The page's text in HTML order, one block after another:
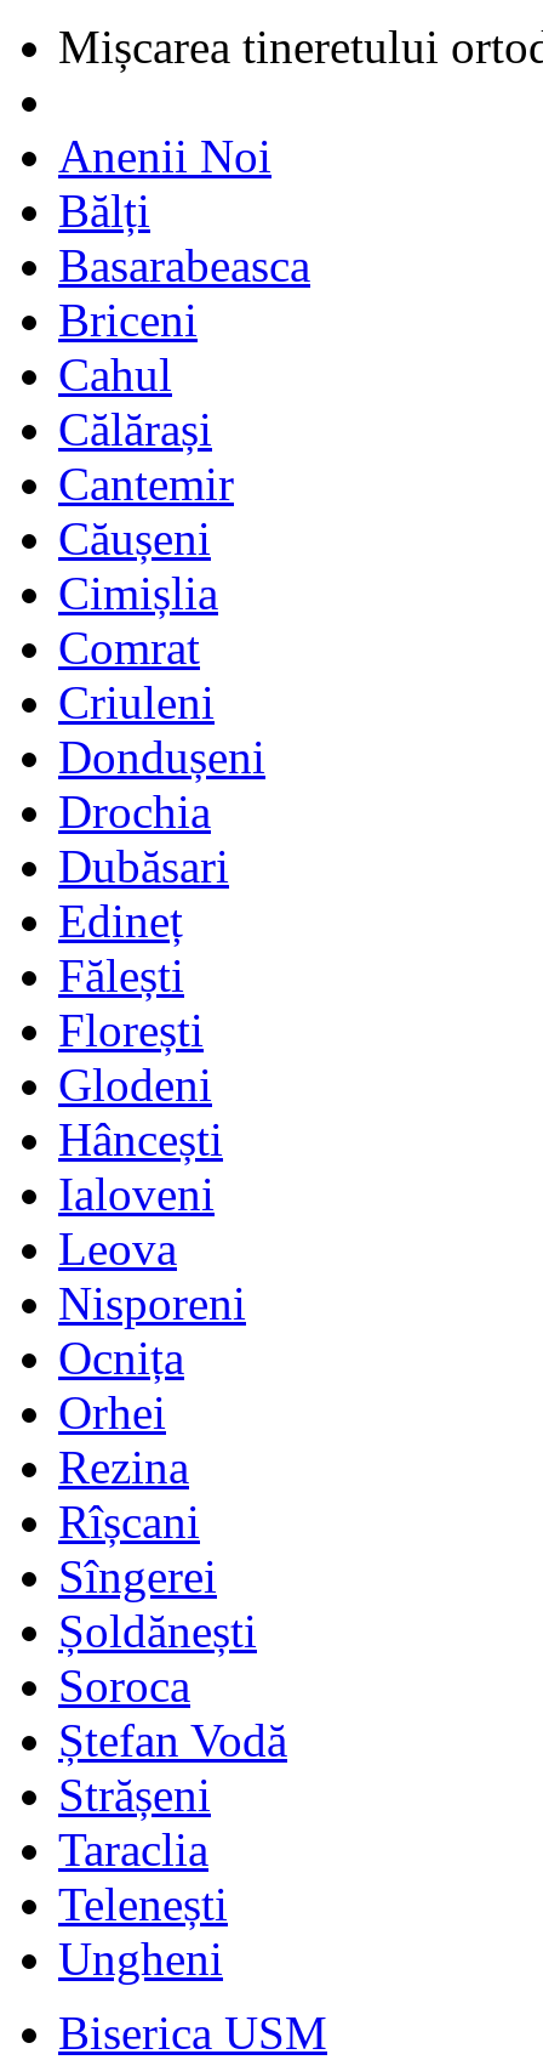
Mișcarea tineretului
Anenii Noi
Bălți
Basarabeasca
Briceni
Cahul
Călărași
Cantemir
Căușeni
Cimișlia
Comrat
Criuleni
Dondușeni
Drochia
Dubăsari
Edineț
Fălești
Florești
Glodeni
Hâncești
Ialoveni
Leova
Nisporeni
Ocnița
Orhei
Rezina
Rîșcani
Sîngerei
Șoldănești
Soroca
Ștefan Vodă
Strășeni
Taraclia
Telenești
Ungheni
Biserica USM